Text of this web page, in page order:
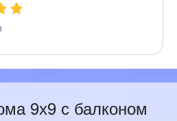
9х9 с балконом